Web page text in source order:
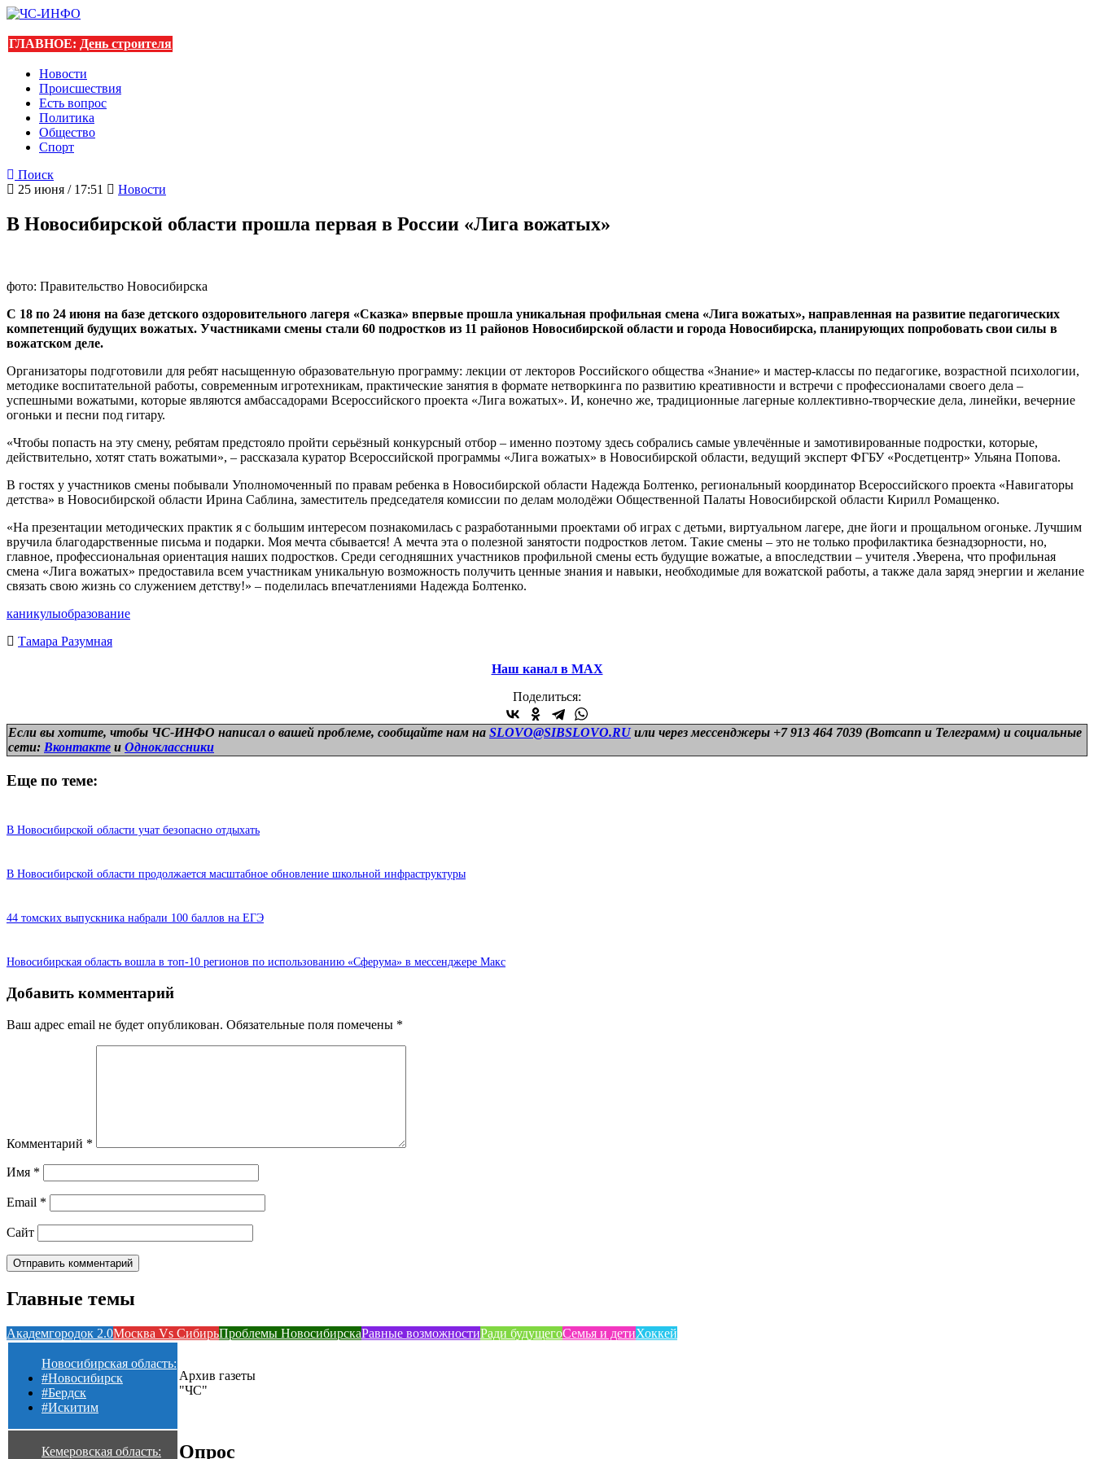
ГЛАВНОЕ: День строителя
Новости
Происшествия
Есть вопрос
Политика
Общество
Спорт
Поиск
25 июня / 17:51
Новости
В Новосибирской области прошла первая в России «Лига вожатых»
фото: Правительство Новосибирска
С 18 по 24 июня на базе детского оздоровительного лагеря «Сказка» впервые прошла уникальная профильная смена «Лига вожатых», направленная на развитие педагогических
компетенций будущих вожатых. Участниками смены стали 60 подростков из 11 районов Новосибирской области и города Новосибирска, планирующих попробовать свои силы в
вожатском деле.
Организаторы подготовили для ребят насыщенную образовательную программу: лекции от лекторов Российского общества «Знание» и мастер-классы по педагогике, возрастной психологии,
методике воспитательной работы, современным игротехникам, практические занятия в формате нетворкинга по развитию креативности и встречи с профессионалами своего дела –
успешными вожатыми, которые являются амбассадорами Всероссийского проекта «Лига вожатых». И, конечно же, традиционные лагерные коллективно-творческие дела, линейки, вечерние
огоньки и песни под гитару.
«Чтобы попасть на эту смену, ребятам предстояло пройти серьёзный конкурсный отбор – именно поэтому здесь собрались самые увлечённые и замотивированные подростки, которые,
действительно, хотят стать вожатыми», – рассказала куратор Всероссийской программы «Лига вожатых» в Новосибирской области, ведущий эксперт ФГБУ «Росдетцентр» Ульяна Попова.
В гостях у участников смены побывали Уполномоченный по правам ребенка в Новосибирской области Надежда Болтенко, региональный координатор Всероссийского проекта «Навигаторы
детства» в Новосибирской области Ирина Саблина, заместитель председателя комиссии по делам молодёжи Общественной Палаты Новосибирской области Кирилл Ромащенко.
«На презентации методических практик я с большим интересом познакомилась с разработанными проектами об играх с детьми, виртуальном лагере, дне йоги и прощальном огоньке. Лучшим
вручила благодарственные письма и подарки. Моя мечта сбывается! А мечта эта о полезной занятости подростков летом. Такие смены – это не только профилактика безнадзорности, но,
главное, профессиональная ориентация наших подростков. Среди сегодняшних участников профильной смены есть будущие вожатые, а впоследствии – учителя .Уверена, что профильная
смена «Лига вожатых» предоставила всем участникам уникальную возможность получить ценные знания и навыки, необходимые для вожатской работы, а также дала заряд энергии и желание
связать свою жизнь со служением детству!» – поделилась впечатлениями Надежда Болтенко.
каникулыобразование
Тамара Разумная
Наш канал в МАХ
Поделиться:
Если вы хотите, чтобы ЧС-ИНФО написал о вашей проблеме, сообщайте нам на SLOVO@SIBSLOVO.RU или через мессенджеры +7 913 464 7039 (Вотсапп и Телеграмм) и социальные
сети: Вконтакте и Одноклассники
Еще по теме:
В Новосибирской области учат безопасно отдыхать
В Новосибирской области продолжается масштабное обновление школьной инфраструктуры
44 томских выпускника набрали 100 баллов на ЕГЭ
Новосибирская область вошла в топ-10 регионов по использованию «Сферума» в мессенджере Макс
Добавить комментарий
Ваш адрес email не будет опубликован. Обязательные поля помечены *
Комментарий *
Имя *
Email *
Сайт
Главные темы
Академгородок 2.0Москва Vs СибирьПроблемы НовосибирскаРавные возможностиРади будущегоСемья и детиХоккей
Новосибирская область:
#Новосибирск
#Бердск
#Искитим
Кемеровская область:
Архив газеты
"ЧС"
Опрос